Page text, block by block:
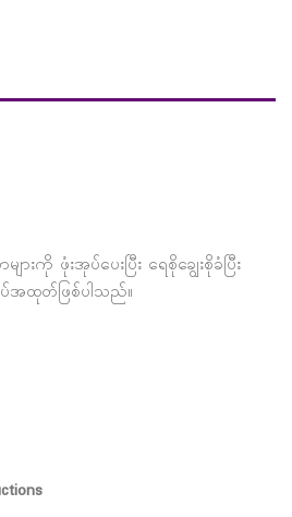
းကို ဖုံးအုပ်ပေးပြီး ရေစိုချွေးစိုခံပြီး
တ်ဖြစ်ပါသည်။